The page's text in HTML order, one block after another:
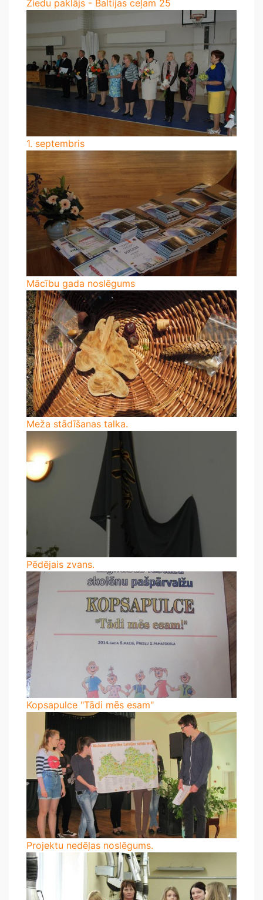
Ziedu paklājs - Baltijas ceļam 25
1. septembris
Mācību gada noslēgums
Meža stādīšanas talka.
Pēdējais zvans.
Kopsapulce "Tādi mēs esam"
Projektu nedēļas noslēgums.